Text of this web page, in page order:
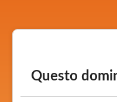
Questo